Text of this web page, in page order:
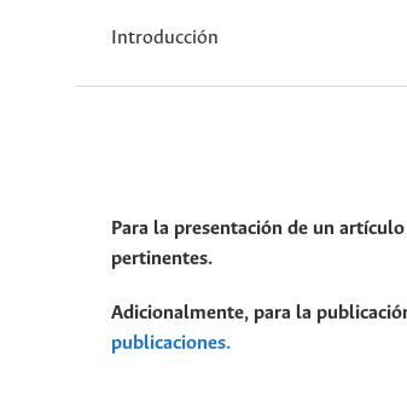
Introducción
Para la presentación de un
pertinentes.
Adicionalmente, para la
publicaciones.